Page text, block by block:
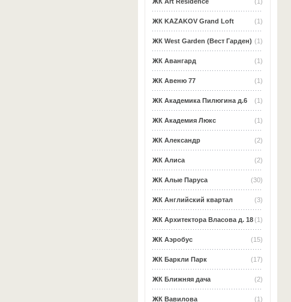
(1)
ЖК Art Residence
(1)
ЖК KAZAKOV Grand Loft
(1)
ЖК West Garden (Вест Гарден)
(1)
ЖК Авангард
(1)
ЖК Авеню 77
(1)
ЖК Академика Пилюгина д.6
(1)
ЖК Академия Люкс
(2)
ЖК Александр
(2)
ЖК Алиса
(30)
ЖК Алые Паруса
(3)
ЖК Английский квартал
(1)
ЖК Архитектора Власова д. 18
(15)
ЖК Аэробус
(17)
ЖК Баркли Парк
(2)
ЖК Ближняя дача
(1)
ЖК Вавилова